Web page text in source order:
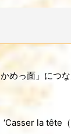
めっ面」につ
la tête